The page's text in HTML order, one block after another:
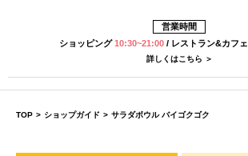
営業時間
ショッピング10:30~21:00 / レストラン&カフェ
詳しくはこちら ＞
TOP > ショップガイド > サラダボウル バイゴクゴク